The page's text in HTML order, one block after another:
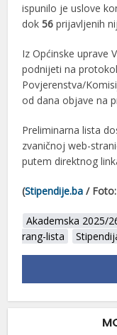
ispunilo je uslove
dok56 prijavljenih
Iz Općinske uprave
podnijeti na
Povjerenstva/
od dana objave na
Preliminarna lista
zvaničnoj web-
putem direktnog
(Stipendije.ba /
Akademska 2025/
rang-lista